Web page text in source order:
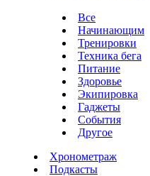
Все
Начинающим
Тренировки
Техника бега
Питание
Здоровье
Экипировка
Гаджеты
События
Другое
Хронометраж
Подкасты